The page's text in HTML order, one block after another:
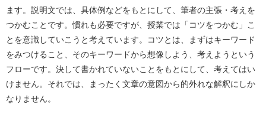
ます。説明文では、具体例などをもとにして、筆者の主張・考えを
つかむことです。慣れも必要ですが、授業では「コツをつかむ」こ
とを意識していこうと考えています。コツとは、まずはキーワード
をみつけること、そのキーワードから想像しよう、考えようという
フローです。決して書かれていないことをもとにして、考えてはい
けません。それでは、まったく文章の意図から的外れな解釈にしか
なりません。